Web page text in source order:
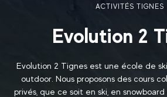
ACTIVITÉS TIGNES
Evolution 2
Evolution 2 Tignes est une école de
outdoor. Nous proposons des cours
privés, que ce soit en ski, en